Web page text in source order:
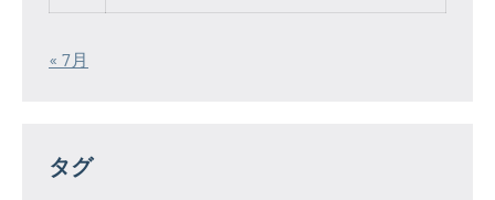
« 7月
タグ